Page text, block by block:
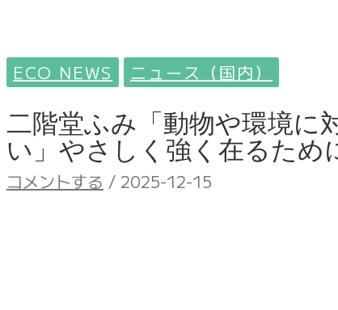
ECO NEWS ニュース（国内）
二階堂ふみ「動物や環境に
い」やさしく強く在るため
コメントする / 2025-12-15